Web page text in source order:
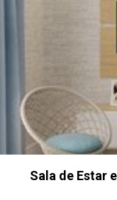
Sala de Estar